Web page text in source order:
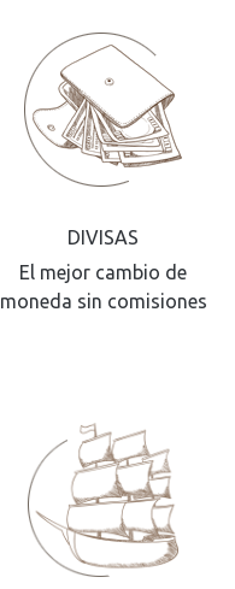
DIVISAS
El mejor cambio de
moneda sin comisiones